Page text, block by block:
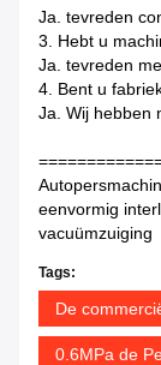
Ja. tevreden
3. Hebt u
Ja. tevreden
4. Bent u
Ja. Wij hebben
eenvormig
vacuümzuiging
Tags:
De
0.6MPa de